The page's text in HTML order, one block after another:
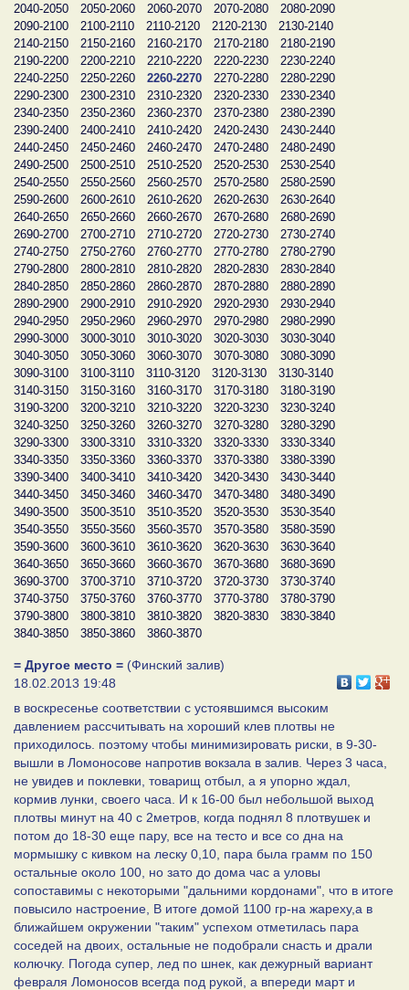
2040-2050
2050-2060 2060-2070 2070-2080
2080-2090
2090-2100
2100-2110 2110-2120 2120-2130
2130-2140
2140-2150
2150-2160 2160-2170 2170-2180
2180-2190
2190-2200
2200-2210 2210-2220 2220-2230
2230-2240
2240-2250
2250-2260 2260-2270 2270-2280
2280-2290
2290-2300
2300-2310 2310-2320 2320-2330
2330-2340
2340-2350
2350-2360 2360-2370 2370-2380
2380-2390
2390-2400
2400-2410 2410-2420 2420-2430
2430-2440
2440-2450
2450-2460 2460-2470 2470-2480
2480-2490
2490-2500
2500-2510 2510-2520 2520-2530
2530-2540
2540-2550
2550-2560 2560-2570 2570-2580
2580-2590
2590-2600
2600-2610 2610-2620 2620-2630
2630-2640
2640-2650
2650-2660 2660-2670 2670-2680
2680-2690
2690-2700
2700-2710 2710-2720 2720-2730
2730-2740
2740-2750
2750-2760 2760-2770 2770-2780
2780-2790
2790-2800
2800-2810 2810-2820 2820-2830
2830-2840
2840-2850
2850-2860 2860-2870 2870-2880
2880-2890
2890-2900
2900-2910 2910-2920 2920-2930
2930-2940
2940-2950
2950-2960 2960-2970 2970-2980
2980-2990
2990-3000
3000-3010 3010-3020 3020-3030
3030-3040
3040-3050
3050-3060 3060-3070 3070-3080
3080-3090
3090-3100
3100-3110 3110-3120 3120-3130
3130-3140
3140-3150
3150-3160 3160-3170 3170-3180
3180-3190
3190-3200
3200-3210 3210-3220 3220-3230
3230-3240
3240-3250
3250-3260 3260-3270 3270-3280
3280-3290
3290-3300
3300-3310 3310-3320 3320-3330
3330-3340
3340-3350
3350-3360 3360-3370 3370-3380
3380-3390
3390-3400
3400-3410 3410-3420 3420-3430
3430-3440
3440-3450
3450-3460 3460-3470 3470-3480
3480-3490
3490-3500
3500-3510 3510-3520 3520-3530
3530-3540
3540-3550
3550-3560 3560-3570 3570-3580
3580-3590
3590-3600
3600-3610 3610-3620 3620-3630
3630-3640
3640-3650
3650-3660 3660-3670 3670-3680
3680-3690
3690-3700
3700-3710 3710-3720 3720-3730
3730-3740
3740-3750
3750-3760 3760-3770 3770-3780
3780-3790
3790-3800
3800-3810 3810-3820 3820-3830
3830-3840
3840-3850
3850-3860 3860-3870
= Другое место = (Финский залив)
18.02.2013 19:48
в воскресенье соответствии с устоявшимся высоким
давлением рассчитывать на хороший клев плотвы не
приходилось. поэтому чтобы минимизировать риски, в 9-30-
вышли в Ломоносове напротив вокзала в залив. Через 3 часа,
не увидев и поклевки, товарищ отбыл, а я упорно ждал,
кормив лунки, своего часа. И к 16-00 был небольшой выход
плотвы минут на 40 с 2метров, когда поднял 8 плотвушек и
потом до 18-30 еще пару, все на тесто и все со дна на
мормышку с кивком на леску 0,10, пара была грамм по 150
остальные около 100, но зато до дома час а уловы
сопоставимы с некоторыми "дальними кордонами", что в итоге
повысило настроение, В итоге домой 1100 гр-на жареху,а в
ближайшем окружении "таким" успехом отметилась пара
соседей на двоих, остальные не подобрали снасть и драли
колючку. Погода супер, лед по шнек, как дежурный вариант
февраля Ломоносов всегда под рукой, а впереди март и